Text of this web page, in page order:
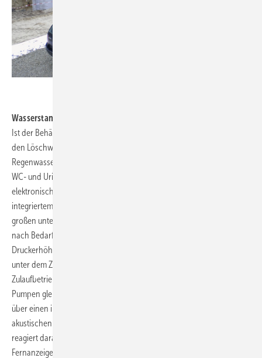
Wasserstand immer im Griff
Ist der Behälter - z. B. im Sommer nach längerer Trockenzeit - bis auf
den Löschwasservorrat von 200000 Liter entleert, wird mit der
Regenwasser-Zentrale über eine Systemtrennung Trinkwasser zur
WC- und Urinalspülung eingespeist. Diese Regenwasser-Zentrale mit
elektronischer Steuerung, Doppelpumpendruckerhöhung und
integriertem Vorlagebehälter steht im Gebäude. Unter Wasser in der
großen unterirdischen Zisterne steht die Zubringerpumpe und fördert
nach Bedarf, von der Regenwasser-Zentrale gesteuert. Die
Druckerhöhungsanlage ist zweistufig, sitzt im kompakten Regencenter
unter dem Zwischenbehälter und erhält so das Wasser im
Zulaufbetrieb mit leichtem Vordruck. Bei Spitzenbedarf laufen beide
Pumpen gleichzeitig, ansonsten abwechselnd einzeln. Sie verfügen
über einen integrierten Trockenlaufschutz. Mit einem optischen und
akustischen Signal weist die Steuerung auf Fehlfunktionen hin und
reagiert darauf. Der potenzialfreie Störmelder ermöglicht eine
Fernanzeige der Störung. Zudem verfügt die Steuerung über eine